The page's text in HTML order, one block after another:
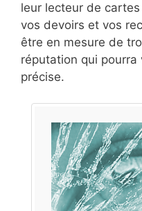
leur lecteur de
vos devoirs et vos
être en mesure de
réputation qui
précise.